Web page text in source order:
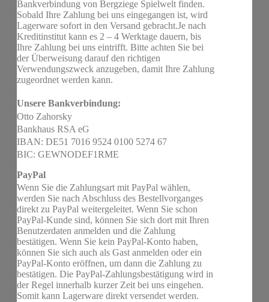
Bankverbindung von Bergziege Spielwelt finden.
Sobald Ihre Zahlung bei uns eingegangen ist, wird
Lagerware sofort in den Versand gebracht.Je nach
Kreditinstitut kann es 2 – 4 Werktage dauern, bis
Ihre Zahlung bei uns eintrifft. Bitte achten Sie bei
der Überweisung darauf den richtigen
Verwendungszweck anzugeben, damit Ihre Zahlung
zugeordnet werden kann.
Unsere Bankverbindung:
Otto Zahorsky
Bankhaus RSA eG
IBAN: DE51 7016 9524 0100 5274 67
BIC: GEWNODEF1RME
PayPal
Wenn Sie die Zahlungsart mit PayPal wählen,
werden Sie nach Abschluss des Bestellvorganges
direkt zu PayPal weitergeleitet. Wenn Sie schon
PayPal-Kunde sind, können Sie sich dort mit Ihren
Benutzerdaten anmelden und die Zahlung
bestätigen. Wenn Sie kein PayPal-Konto haben,
können Sie sich auch als Gast anmelden oder ein
PayPal-Konto eröffnen, um dann die Zahlung zu
bestätigen. Die PayPal-Zahlungsbestätigung wird in
der Regel innerhalb kurzer Zeit bei uns eingehen.
Somit kann Lagerware direkt versendet werden.